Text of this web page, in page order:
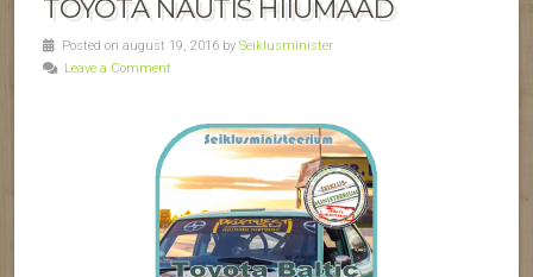
TOYOTA NAUTIS HIIUMAAD
Posted on august 19, 2016 by Seiklusminister
Leave a Comment